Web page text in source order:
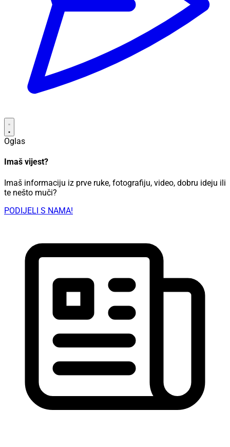
Oglas
Imaš vijest?
Imaš informaciju iz prve ruke, fotografiju, video, dobru ideju ili
te nešto muči?
PODIJELI S NAMA!